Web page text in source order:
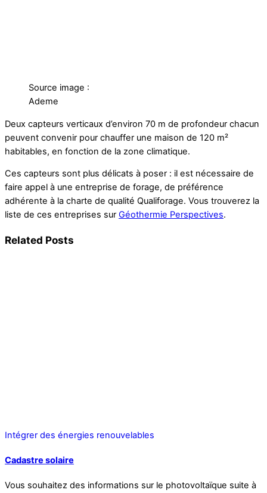
Source image :
Ademe
Deux capteurs verticaux d’environ 70 m de profondeur chacun
peuvent convenir pour chauffer une maison de 120 m²
habitables, en fonction de la zone climatique.
Ces capteurs sont plus délicats à poser : il est nécessaire de
faire appel à une entreprise de forage, de préférence
adhérente à la charte de qualité Qualiforage. Vous trouverez la
liste de ces entreprises sur Géothermie Perspectives.
Related Posts
Intégrer des énergies renouvelables
Cadastre solaire
Vous souhaitez des informations sur le photovoltaïque suite à